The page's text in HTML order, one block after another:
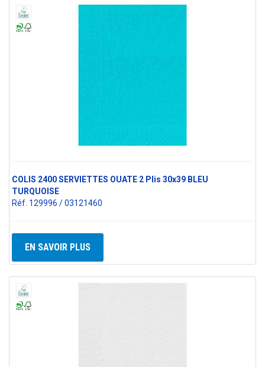
COLIS 2400 SERVIETTES OUATE 2 Plis 30x39 BLEU
TURQUOISE
Réf. 129996 / 03121460
EN SAVOIR PLUS